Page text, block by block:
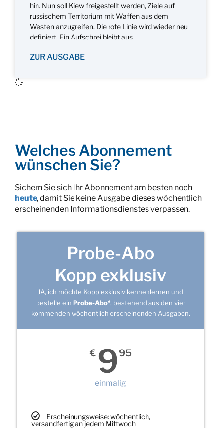
hin. Nun soll Kiew freigestellt werden, Ziele auf
russischem Territorium mit Waffen aus dem
Westen anzugreifen. Die rote Linie wird wieder neu
definiert. Ein Aufschrei bleibt aus.
ZUR AUSGABE
Welches Abonnement
wünschen Sie?
Sichern Sie sich Ihr Abonnement am besten noch
heute, damit Sie keine Ausgabe dieses wöchentlich
erscheinenden Informationsdienstes verpassen.
Probe-Abo
Kopp exklusiv
JA, ich möchte Kopp exklusiv kennenlernen und
bestelle ein Probe-Abo*, bestehend aus den vier
kommenden wöchentlich erscheinenden Ausgaben.
€ 995
einmalig
Erscheinungsweise: wöchentlich,
versandfertig an jedem Mittwoch